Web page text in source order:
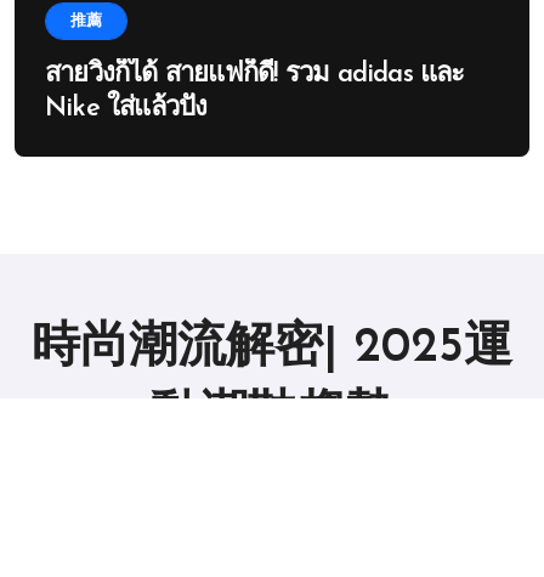
推薦
สายวิ่งก็ได้ สายแฟก็ดี! รวม adidas และ
Nike ใส่แล้วปัง
時尚潮流解密| 2025運